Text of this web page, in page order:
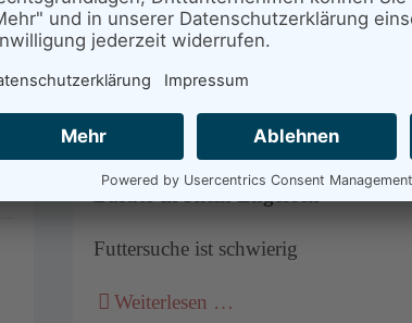
Mai 2026
Weiterlesen …
Update 31.05.2026 Basuto
Basuto in Klein Engersen
Futtersuche ist schwierig
Weiterlesen …